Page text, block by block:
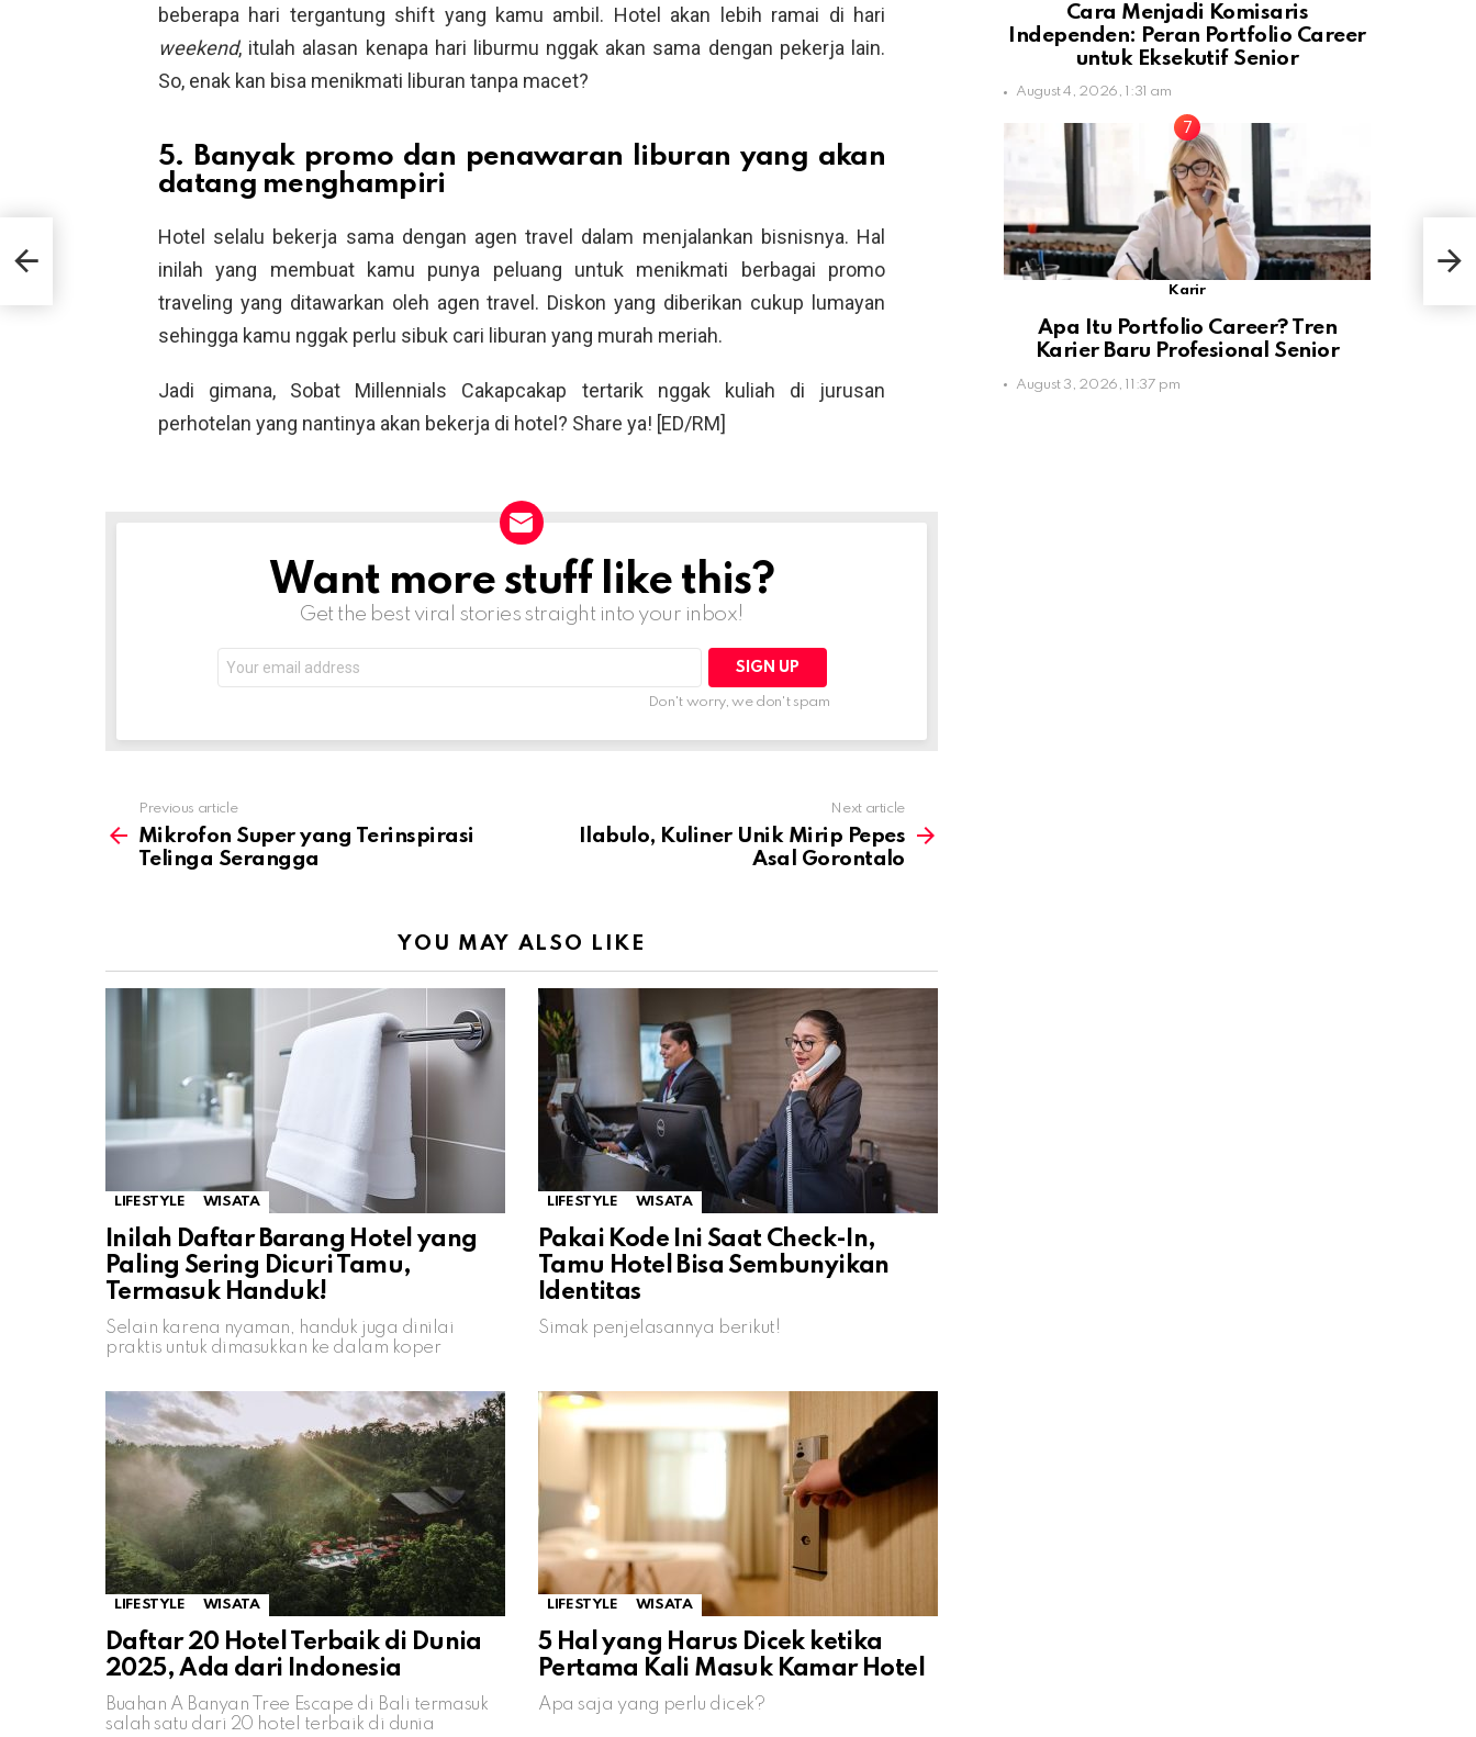
beberapa hari tergantung shift yang kamu ambil. Hotel akan lebih ramai di hari
weekend, itulah alasan kenapa hari liburmu nggak akan sama dengan pekerja lain.
So, enak kan bisa menikmati liburan tanpa macet?
5. Banyak promo dan penawaran liburan yang akan
datang menghampiri
Hotel selalu bekerja sama dengan agen travel dalam menjalankan bisnisnya. Hal
inilah yang membuat kamu punya peluang untuk menikmati berbagai promo
traveling yang ditawarkan oleh agen travel. Diskon yang diberikan cukup lumayan
sehingga kamu nggak perlu sibuk cari liburan yang murah meriah.
Jadi gimana, Sobat Millennials Cakapcakap tertarik nggak kuliah di jurusan
perhotelan yang nantinya akan bekerja di hotel? Share ya! [ED/RM]
NEWSLETTERWant more stuff like this?
Get the best viral stories straight into your inbox!
address:
Don't worry, we don't spam
more
Previous article
Mikrofon Super yang Terinspirasi
Telinga Serangga
Next article
Ilabulo, Kuliner Unik Mirip Pepes
Asal Gorontalo
YOU MAY ALSO LIKE
LIFESTYLE WISATA
Inilah Daftar Barang Hotel yang
Paling Sering Dicuri Tamu,
Termasuk Handuk!
Selain karena nyaman, handuk juga dinilai
praktis untuk dimasukkan ke dalam koper
LIFESTYLE WISATA
Pakai Kode Ini Saat Check-In,
Tamu Hotel Bisa Sembunyikan
Identitas
Simak penjelasannya berikut!
LIFESTYLE WISATA
Daftar 20 Hotel Terbaik di Dunia
2025, Ada dari Indonesia
Buahan A Banyan Tree Escape di Bali termasuk
salah satu dari 20 hotel terbaik di dunia
LIFESTYLE WISATA
5 Hal yang Harus Dicek ketika
Pertama Kali Masuk Kamar Hotel
Apa saja yang perlu dicek?
Cara Menjadi Komisaris
Independen: Peran Portfolio Career
untuk Eksekutif Senior
August 4, 2026, 1:31 am
Karir
Apa Itu Portfolio Career? Tren
Karier Baru Profesional Senior
August 3, 2026, 11:37 pm